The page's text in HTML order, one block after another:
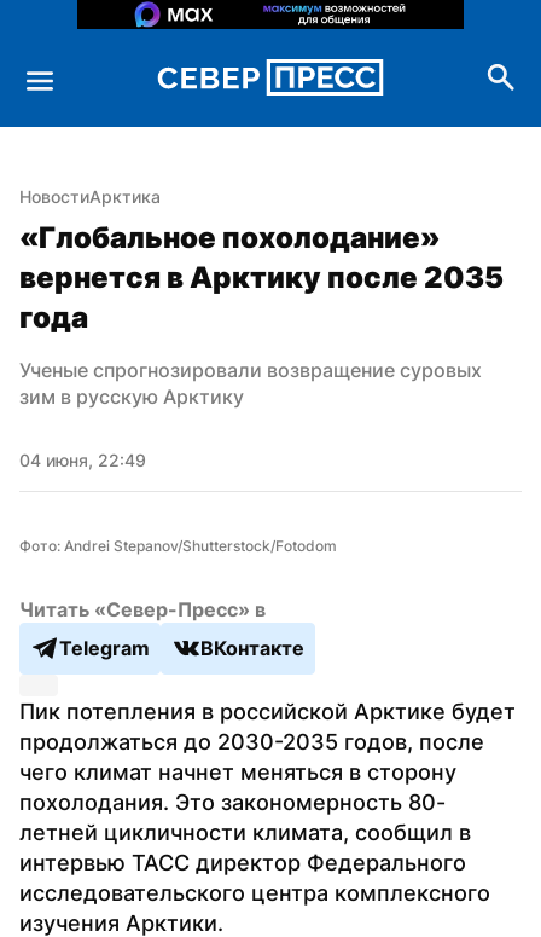
НовостиАрктика
«Глобальное похолодание»
вернется в Арктику после 2035
года
Ученые спрогнозировали возвращение суровых
зим в русскую Арктику
04 июня, 22:49
Фото: Andrei Stepanov/Shutterstock/Fotodom
Читать «Север-Пресс» в
Telegram
ВКонтакте
Пик потепления в российской Арктике будет
продолжаться до 2030-2035 годов, после
чего климат начнет меняться в сторону
похолодания. Это закономерность 80-
летней цикличности климата, сообщил в
интервью ТАСС директор Федерального
исследовательского центра комплексного
изучения Арктики.